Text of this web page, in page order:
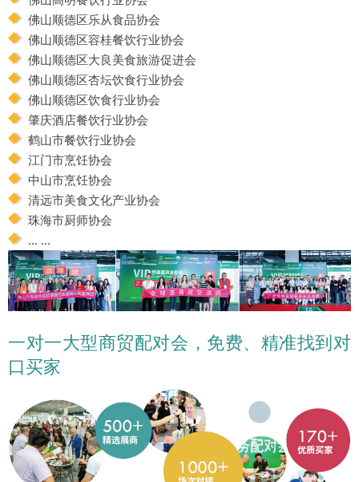
佛山顺德区乐从食品协会
佛山顺德区容桂餐饮行业协会
佛山顺德区大良美食旅游促进会
佛山顺德区杏坛饮食行业协会
佛山顺德区饮食行业协会
肇庆酒店餐饮行业协会
鹤山市餐饮行业协会
江门市烹饪协会
中山市烹饪协会
清远市美食文化产业协会
珠海市厨师协会
... ...
一对一大型商贸配对会，免费、精准找到对
口买家